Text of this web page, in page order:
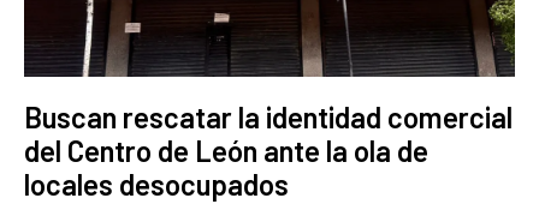
Buscan rescatar la identidad comercial
del Centro de León ante la ola de
locales desocupados